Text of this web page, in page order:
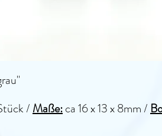
/Maße:ca 16 x 13 x 8mm /